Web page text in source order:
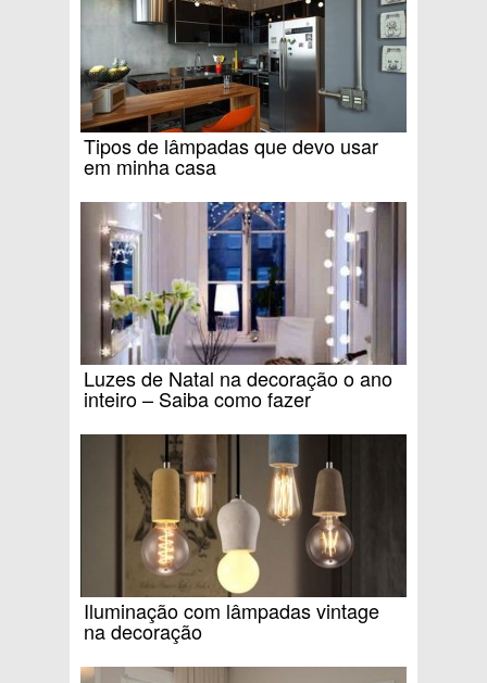
Tipos de lâmpadas que devo usar
em minha casa
Luzes de Natal na decoração o ano
inteiro – Saiba como fazer
Iluminação com lâmpadas vintage
na decoração